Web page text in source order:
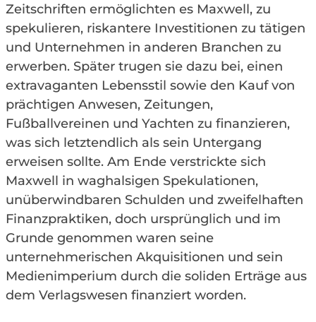
Zeitschriften ermöglichten es Maxwell, zu
spekulieren, riskantere Investitionen zu tätigen
und Unternehmen in anderen Branchen zu
erwerben. Später trugen sie dazu bei, einen
extravaganten Lebensstil sowie den Kauf von
prächtigen Anwesen, Zeitungen,
Fußballvereinen und Yachten zu finanzieren,
was sich letztendlich als sein Untergang
erweisen sollte. Am Ende verstrickte sich
Maxwell in waghalsigen Spekulationen,
unüberwindbaren Schulden und zweifelhaften
Finanzpraktiken, doch ursprünglich und im
Grunde genommen waren seine
unternehmerischen Akquisitionen und sein
Medienimperium durch die soliden Erträge aus
dem Verlagswesen finanziert worden.